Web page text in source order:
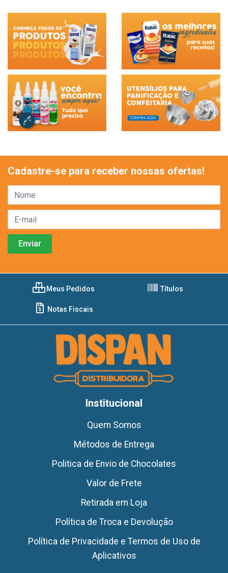
Cadastre-se para receber nossas ofertas!
Meus Pedidos Títulos
Notas Fiscais
Institucional
Quem Somos
Métodos de Entrega
Politica de Envio de Chocolates
Valor de Frete
Retirada em Loja
Política de Troca e Devolução
Política de Privacidade e Termos de Uso de
Aplicativos